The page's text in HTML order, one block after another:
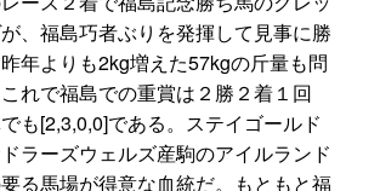
、福島巧者ぶりを発揮して見事に勝
年よりも2kg増えた57kgの斤量も問
れで福島での重賞は２勝２着１回
も[2,3,0,0]である。ステイゴールド
ラーズウェルズ産駒のアイルランド
る馬場が得意な血統だ。もともと福